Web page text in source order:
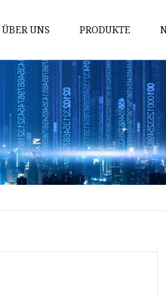
ÜBER UNS PRODUKTE
Lochsägen
Säbelsägeblätter
Bügelsägeblätter
Bandsägen
Bimetall-